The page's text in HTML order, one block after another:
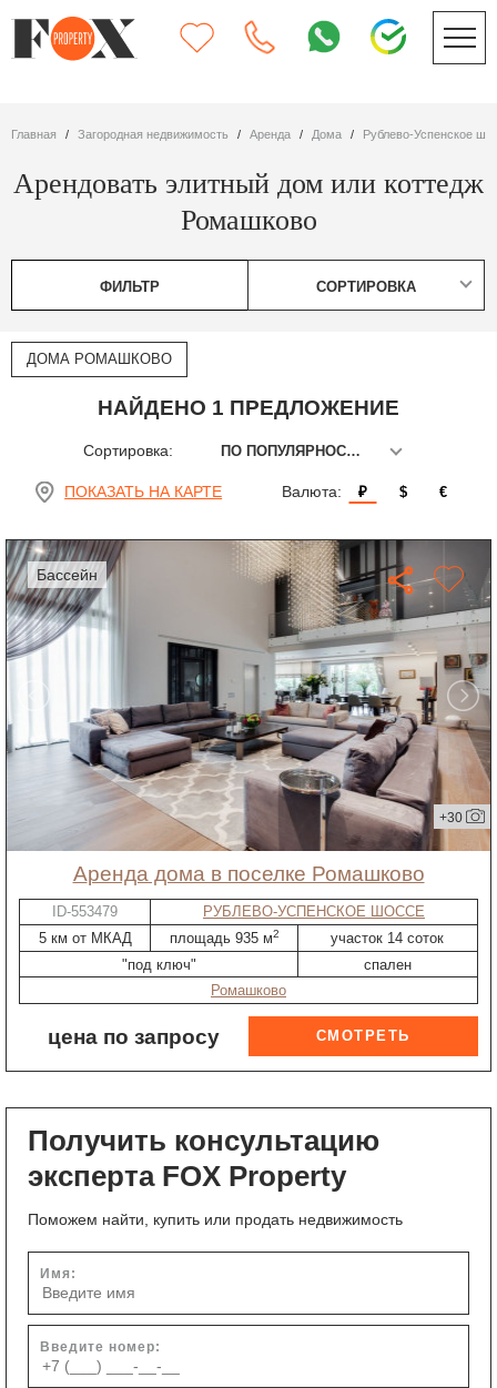
Главная Загородная недвижимость Аренда дома Рублево-Успенское
Арендовать элитный дом или коттедж
Ромашково
ФИЛЬТР СОРТИРОВКА
ДОМА РОМАШКОВО
НАЙДЕНО 1 ПРЕДЛОЖЕНИЕ
Сортировка: ПО ПОПУЛЯРНОСТИ
ПОКАЗАТЬ НА КАРТЕ Валюта: ₽ $ €
бассейн
+30
Аренда дома в поселке Ромашково
ID-553479
РУБЛЕВО-УСПЕНСКОЕ ШОССЕ
5 км от МКАД
площадь 935 м2
участок 14 соток
"под ключ"
спален
Ромашково
цена по запросу
Получить консультацию
эксперта FOX Property
Поможем найти, купить или продать недвижимость
Имя:
Введите номер: